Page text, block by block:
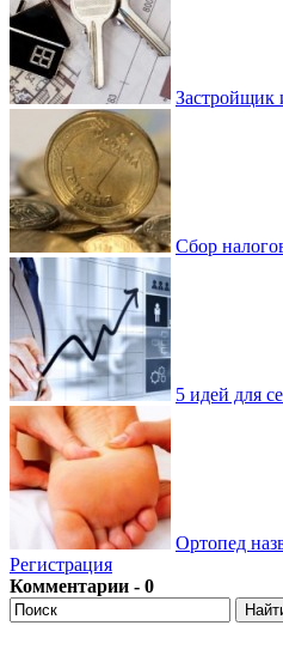
Застройщик
Сбор
5 идей для
Ортопед
Регистрация
Комментарии - 0